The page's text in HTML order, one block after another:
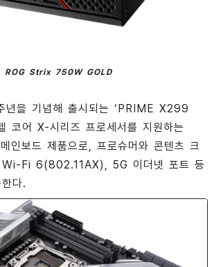
ROG Strix 750W GOLD
년을 기념해 출시되는 ‘PRIME X299
코어 X-시리즈 프로세서를 지원하는
인보드 제품으로, 프로슈머와 콘텐츠 크
Wi-Fi 6(802.11AX), 5G 이더넷 포트 등
다.